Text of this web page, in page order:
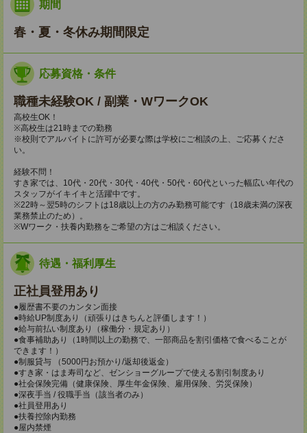
期間
春・夏・冬休み期間限定
応募資格・条件
職種未経験OK / 副業・WワークOK
高校生OK！
※高校生は21時までの勤務
※校則でアルバイトに許可が必要な際は学校にご相談の上、ご応募くださ
い。
経験不問！
すき家では、10代・20代・30代・40代・50代・60代といった幅広い年代の
スタッフがイキイキと活躍中です。
※22時～翌5時のシフトは18歳以上の方のみ勤務可能です（18歳未満の深夜
業務禁止のため）。
※Wワーク・扶養内勤務をご希望の方はご相談ください。
待遇・福利厚生
正社員登用あり
●履歴書不要のカンタン面接
●時給UP制度あり（頑張りはきちんと評価します！）
●給与前払い制度あり（稼働分・規定あり）
●食事補助あり（1時間以上の勤務で、一部商品を割引価格で食べることが
できます！）
●制服貸与 （5000円お預かり/返却後返金）
●すき家・はま寿司など、ゼンショーグループで使える割引制度あり
●社会保険完備（健康保険、厚生年金保険、雇用保険、労災保険）
●深夜手当 / 役職手当（該当者のみ）
●社員登用あり
●扶養控除内勤務
●屋内禁煙